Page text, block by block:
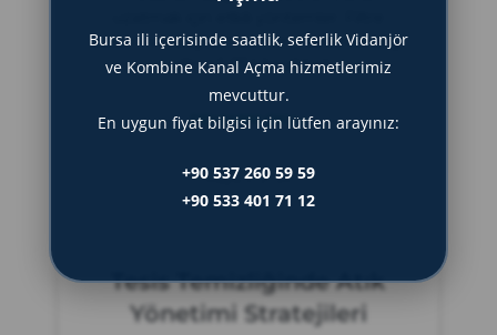
bakımı ve değişim zamanı hakkında bilgi
edinin.” (154 karakter)
DEVAMINI OKU »
Mayıs 5, 2025
Tesis Temizliğinde Atık
Yönetimi Stratejileri
Bursa ili içerisinde saatlik, seferlik Vidanjör
ve Kombine Kanal Açma hizmetlerimiz
mevcuttur.
En uygun fiyat bilgisi için lütfen arayınız:
+90 537 260 59 59
+90 533 401 71 12